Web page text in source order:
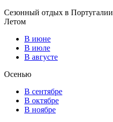
Сезонный отдых в Португалии
Летом
В июне
В июле
В августе
Осенью
В сентябре
В октябре
В ноябре